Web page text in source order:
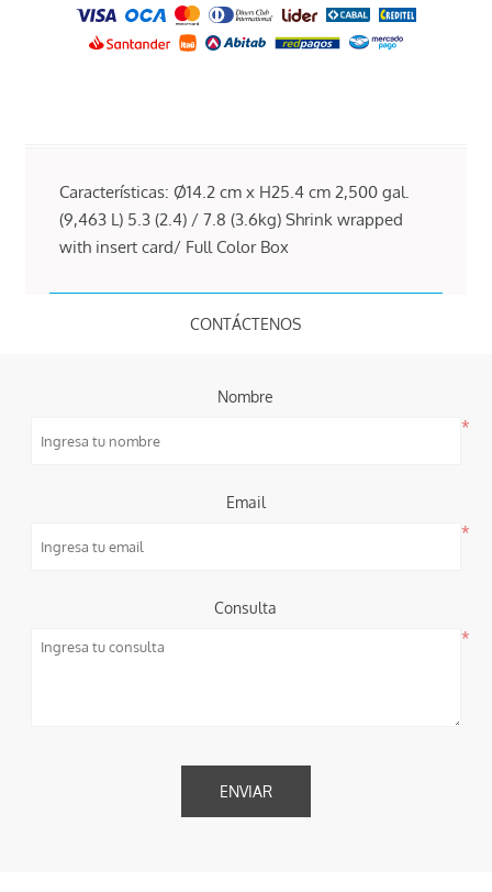
Características: Ø14.2 cm x H25.4 cm 2,500 gal.
(9,463 L) 5.3 (2.4) / 7.8 (3.6kg) Shrink wrapped
with insert card/ Full Color Box
CONTÁCTENOS
Nombre
*
Email
*
Consulta
*